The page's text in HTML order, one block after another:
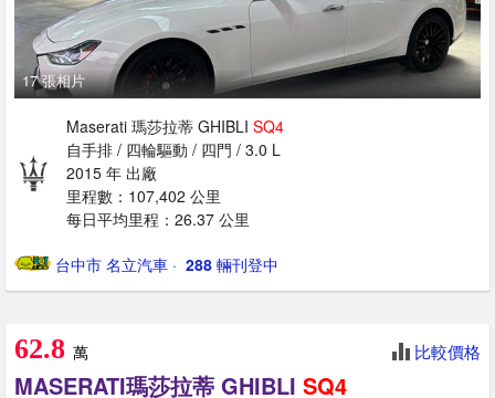
17 張相片
Maserati 瑪莎拉蒂 GHIBLI SQ4
自手排 / 四輪驅動 / 四門 / 3.0 L
2015 年 出廠
里程數：107,402 公里
每日平均里程：26.37 公里
台中市 名立汽車 · ‎ 288 輛刊登中
62.8 萬 比較價格
MASERATI瑪莎拉蒂 GHIBLI SQ4